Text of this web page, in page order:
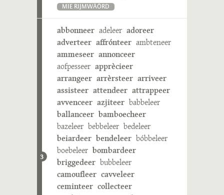
MIE RIJMWÄÖRD
3
abbonneer adeleer adoreer
adverteer affrónteer ambteneer
ammeseer annonceer
aofpesseer apprècieer
arrangeer arrèrsteer arriveer
assisteer attendeer attrappeer
avvenceer azjiteer babbeleer
ballanceer bamboecheer
bazeleer bebbeleer bedeleer
beiardeer bendeleer bóbbeleer
boebeleer bombardeer
briggedeer bubbeleer
camoufleer cavveleer
ceminteer collecteer